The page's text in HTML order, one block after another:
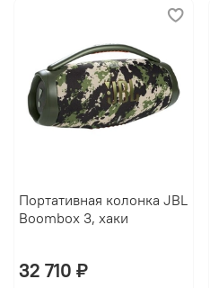
Портативная колонка JBL
Boombox 3, хаки
32 710 ₽